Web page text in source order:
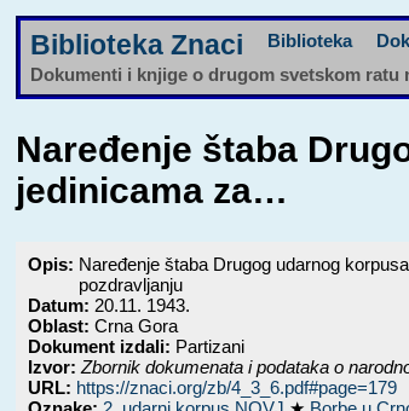
Biblioteka Znaci Biblioteka
Dokumenti i knjige o drugom svetskom
Naređenje štaba
jedinicama za…
Opis: Naređenje štaba Drugog udarnog
pozdravljanju
Datum: 20.11. 1943.
Oblast: Crna Gora
Dokument izdali: Partizani
Izvor: Zbornik dokumenata i podataka o
URL: https://znaci.org/zb/4_3_6.pdf#page=179